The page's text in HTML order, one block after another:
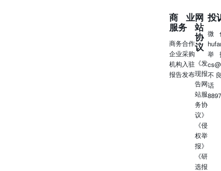
商业
服务
商务合作
企业采购
机构入驻
报告发布
网
站
协
议
《发
现报
告网
站服
务协
议》
《侵
权举
报》
《研
选报
投
微
举
不